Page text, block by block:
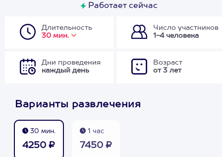
Работает сейчас
Длительность
30 мин.
Число участников
1-4 человека
Дни проведения
каждый день
Возраст
от 3 лет
Варианты развлечения
30 мин.
4250 ₽
1 час
7450 ₽